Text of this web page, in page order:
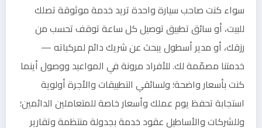
سواء كنت صاحب سيارة واحدة تريد خدمة موثوقة تصلك
للبيت، أو سائق تطبيق توصيل كل ساعة توقف تحسب من
رزقك، أو مدير أسطول يبحث عن شريك دائم لمركباته —
خدمتنا مصمّمة لك. للأفراد مرونة في المواعيد ووصول أينما
كنت بأسعار واضحة؛ ولسائقي التطبيقات والأجرة أولوية
استجابة تحفظ يوم عملك وأسعار خاصة للمتعاملين الدائمين؛
وللشركات والأساطيل عقود خدمة بجدولة منتظمة وتقارير